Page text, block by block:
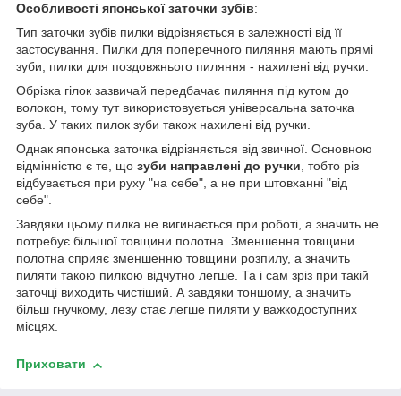
Особливості японської заточки зубів:
Тип заточки зубів пилки відрізняється в залежності від її
застосування. Пилки для поперечного пиляння мають прямі
зуби, пилки для поздовжнього пиляння - нахилені від ручки.
Обрізка гілок зазвичай передбачає пиляння під кутом до
волокон, тому тут використовується універсальна заточка
зуба. У таких пилок зуби також нахилені від ручки.
Однак японська заточка відрізняється від звичної. Основною
відмінністю є те, що зуби направлені до ручки, тобто різ
відбувається при руху "на себе", а не при штовханні "від
себе".
Завдяки цьому пилка не вигинається при роботі, а значить не
потребує більшої товщини полотна. Зменшення товщини
полотна сприяє зменшенню товщини розпилу, а значить
пиляти такою пилкою відчутно легше. Та і сам зріз при такій
заточці виходить чистіший. А завдяки тоншому, а значить
більш гнучкому, лезу стає легше пиляти у важкодоступних
місцях.
Приховати